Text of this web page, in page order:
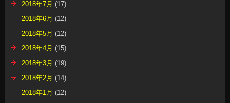
2018年7月 (17)
2018年6月 (12)
2018年5月 (12)
2018年4月 (15)
2018年3月 (19)
2018年2月 (14)
2018年1月 (12)